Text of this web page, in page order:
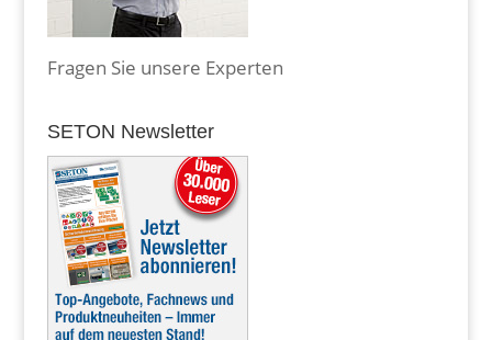
Fragen Sie unsere Experten
SETON Newsletter